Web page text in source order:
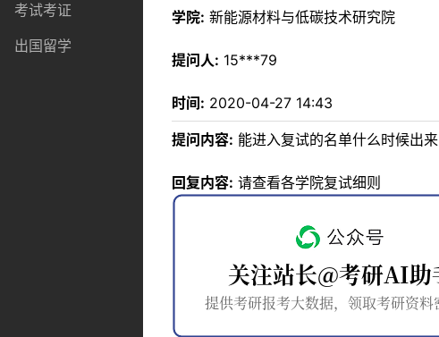
考试考证
出国留学
学院: 新能源材料与低碳技术研究院
提问人: 15***79
时间: 2020-04-27 14:43
提问内容: 能进入复试的名单什么时候出来
回复内容: 请查看各学院复试细则